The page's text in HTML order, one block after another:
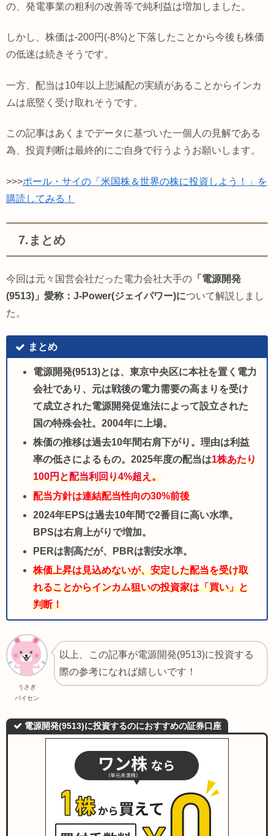
の、発電事業の粗利の改善等で純利益は増加しました。
しかし、株価は-200円(-8%)と下落したことから今後も株価
の低迷は続きそうです。
一方、配当は10年以上悲減配の実績があることからインカ
ムは底堅く受け取れそうです。
この記事はあくまでデータに基づいた一個人の見解である
為、投資判断は最終的にご自身で行うようお願いします。
>>>ポール・サイの「米国株＆世界の株に投資しよう！」を
購読してみる！
7.まとめ
今回は元々国営会社だった電力会社大手の 「電源開発
(9513)」愛称：J-Power(ジェイパワー)について解説しまし
た。
まとめ
電源開発(9513)とは、東京中央区に本社を置く電力
会社であり、元は戦後の電力需要の高まりを受け
て成立された電源開発促進法によって設立された
国の特殊会社。2004年に上場。
株価の推移は過去10年間右肩下がり。理由は利益
率の低さによるもの。2025年度の配当は1株あたり
100円と配当利回り4%超え。
配当方針は連結配当性向の30%前後
2024年EPSは過去10年間で2番目に高い水準。
BPSは右肩上がりで増加。
PERは割高だが、PBRは割安水準。
株価上昇は見込めないが、安定した配当を受け取
れることからインカム狙いの投資家は「買い」と
判断！
うさぎ
パイセン
以上、この記事が電源開発(9513)に投資する
際の参考になれば嬉しいです！
電源開発(9513)に投資するのにおすすめの証券口座